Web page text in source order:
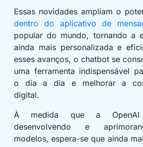
Essas novidades ampliam o
dentro do aplicativo de
popular do mundo, tornando a
ainda mais personalizada e
esses avanços, o chatbot se
uma ferramenta indispensável
o dia a dia e melhorar a
digital.
À medida que a OpenAI
desenvolvendo e
modelos, espera-se que ainda